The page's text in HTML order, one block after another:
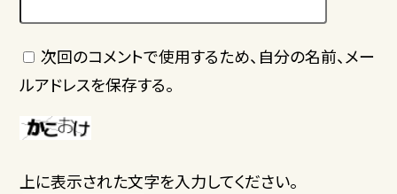
次回のコメントで使用するため、自分の名前、メー
ルアドレスを保存する。
上に表示された文字を入力してください。